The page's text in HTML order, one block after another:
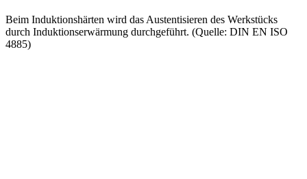
Beim Induktionshärten wird das Austentisieren des Werkstücks
durch Induktionserwärmung durchgeführt. (Quelle: DIN EN ISO
4885)